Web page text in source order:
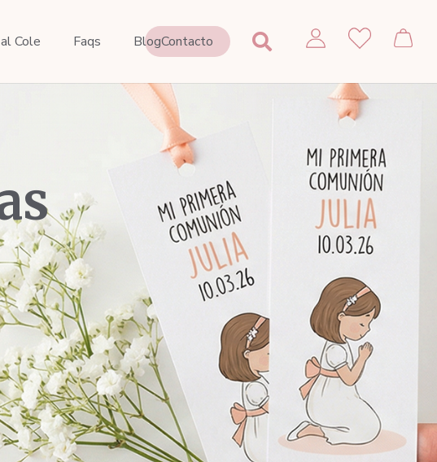
Cole Faqs BlogContacto